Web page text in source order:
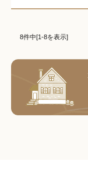
8件中[1-8を表示]